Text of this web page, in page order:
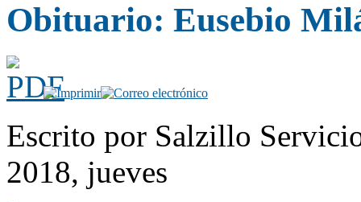
Obituario: Eusebio
Escrito por Salzillo
2018, jueves